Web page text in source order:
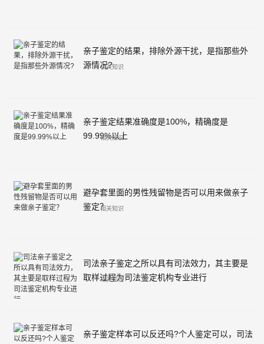
亲子鉴定的结果，排除外源干扰，是指那些外
源情况?相关知识
亲子鉴定结果准确度是100%，精确度是
99.99%以上
相关知识
避孕套里面的男性残留物是否可以用来做亲子
鉴定？相关知识
司法亲子鉴定之所以具有司法效力，其主要是
取样过程为司法鉴定机构专业进行
相关知识
亲子鉴定样本可以反还吗?个人鉴定可以，司法